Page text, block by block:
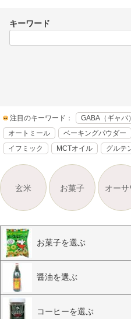
キーワード
注目のキーワード： GABA（ギャバ）
オートミール
ベーキングパウダー
イフミック
MCTオイル グルテ
玄米 お菓子 オーサ
お菓子を選ぶ
醤油を選ぶ
コーヒーを選ぶ